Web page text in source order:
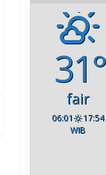
31°
fair
06:01
17:54
WIB